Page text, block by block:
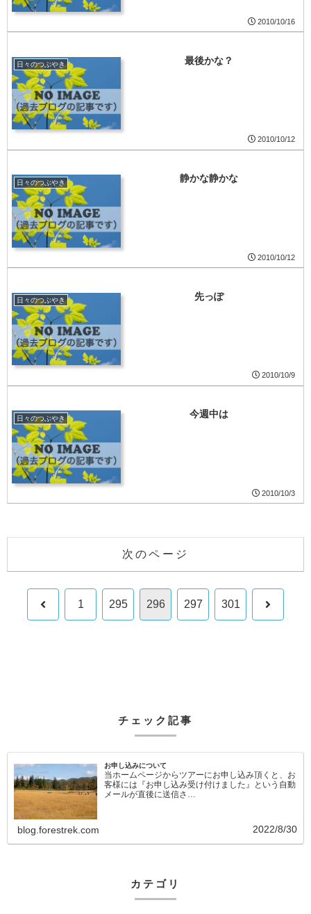
2010/10/16
日々のつぶやき 最後かな？
2010/10/12
日々のつぶやき 静かな静かな
2010/10/12
日々のつぶやき 先っぽ
2010/10/9
日々のつぶやき 今週中は
2010/10/3
次のページ
前 1 295 296 297 301 次
チェック記事
お申し込みについて
当ホームページからツアーにお申し込み頂くと、お
客様には『お申し込み受け付けました』という自動
メールが直後に送信さ…
blog.forestrek.com 2022/8/30
カテゴリ